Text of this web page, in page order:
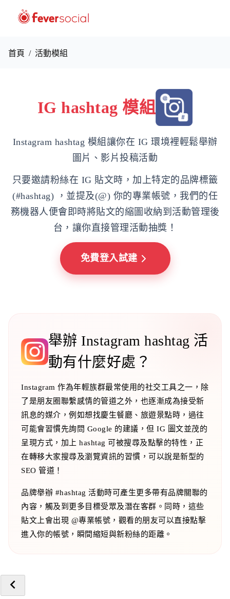
首頁 / 活動模組
IG hashtag 模組
Instagram hashtag 模組讓你在 IG 環境裡輕鬆舉辦
圖片、影片投稿活動
只要邀請粉絲在 IG 貼文時，加上特定的品牌標籤
(#hashtag) ，並提及(@) 你的專業帳號，我們的任
務機器人便會即時將貼文的縮圖收納到活動管理後
台，讓你直接管理活動抽獎！
免費登入試建
舉辦 Instagram hashtag 活
動有什麼好處？
Instagram 作為年輕族群最常使用的社交工具之一，除
了是朋友圈聯繫感情的管道之外，也逐漸成為接受新
訊息的媒介，例如想找慶生餐廳、旅遊景點時，過往
可能會習慣先詢問 Google 的建議，但 IG 圖文並茂的
呈現方式，加上 hashtag 可被搜尋及點擊的特性，正
在轉移大家搜尋及瀏覽資訊的習慣，可以說是新型的
SEO 管道！
品牌舉辦 #hashtag 活動時可產生更多帶有品牌關聯的
內容，觸及到更多目標受眾及潛在客群。同時，這些
貼文上會出現 @專業帳號，觀看的朋友可以直接點擊
進入你的帳號，瞬間縮短與新粉絲的距離。